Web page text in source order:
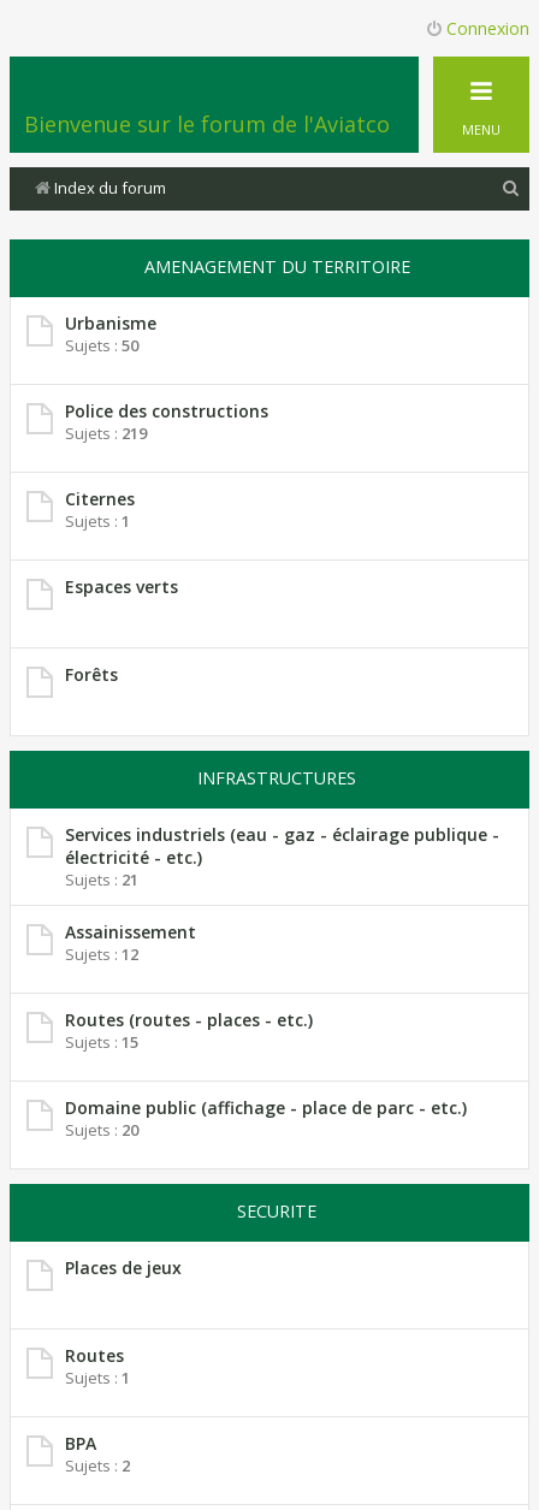
Connexion
Bienvenue sur le forum de l'Aviatco MENU
Index du forum
c
AMENAGEMENT DU TERRITOIRE
Urbanisme
Sujets : 50
Police des constructions
Sujets : 219
Citernes
Sujets : 1
Espaces verts
Forêts
INFRASTRUCTURES
Services industriels (eau - gaz - éclairage publique -
électricité - etc.)
Sujets : 21
Assainissement
Sujets : 12
Routes (routes - places - etc.)
Sujets : 15
Domaine public (affichage - place de parc - etc.)
Sujets : 20
SECURITE
Places de jeux
Routes
Sujets : 1
BPA
Sujets : 2